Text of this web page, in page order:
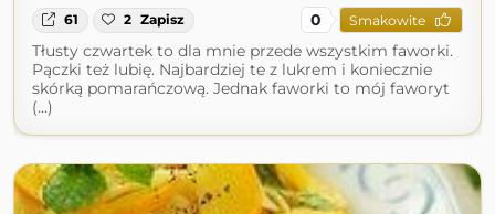
61 2 Zapisz 0 Smakowite
Tłusty czwartek to dla mnie przede wszystkim faworki.
Pączki też lubię. Najbardziej te z lukrem i koniecznie
skórką pomarańczową. Jednak faworki to mój faworyt
(...)